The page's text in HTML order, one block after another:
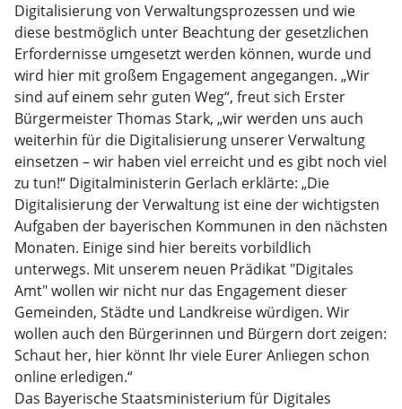
Digitalisierung von Verwaltungsprozessen und wie
diese bestmöglich unter Beachtung der gesetzlichen
Erfordernisse umgesetzt werden können, wurde und
wird hier mit großem Engagement angegangen. „Wir
sind auf einem sehr guten Weg“, freut sich Erster
Bürgermeister Thomas Stark, „wir werden uns auch
weiterhin für die Digitalisierung unserer Verwaltung
einsetzen – wir haben viel erreicht und es gibt noch viel
zu tun!“ Digitalministerin Gerlach erklärte: „Die
Digitalisierung der Verwaltung ist eine der wichtigsten
Aufgaben der bayerischen Kommunen in den nächsten
Monaten. Einige sind hier bereits vorbildlich
unterwegs. Mit unserem neuen Prädikat "Digitales
Amt" wollen wir nicht nur das Engagement dieser
Gemeinden, Städte und Landkreise würdigen. Wir
wollen auch den Bürgerinnen und Bürgern dort zeigen:
Schaut her, hier könnt Ihr viele Eurer Anliegen schon
online erledigen.“
Das Bayerische Staatsministerium für Digitales